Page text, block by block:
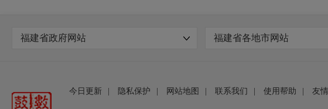
福建省政府网站 福建省各地市网站
今日更新 隐私保护 网站地图 联系我们 使用帮助 友